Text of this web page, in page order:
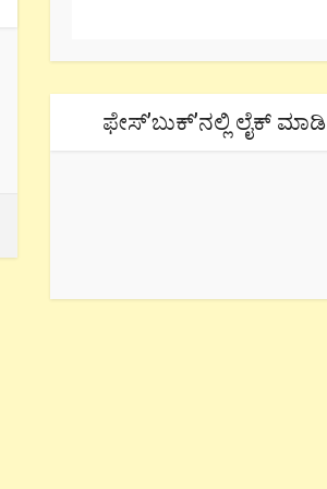
ಫೇಸ್’ಬುಕ್’ನಲ್ಲಿ ಲೈಕ್ ಮಾಡಿ